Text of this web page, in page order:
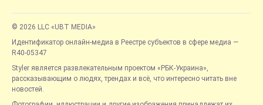
© 2026 LLC «UBT MEDIA»
Идентификатор онлайн-медиа в Реестре субъектов в сфере медиа —
R40-05347
Styler является развлекательным проектом «РБК-Украина»,
рассказывающим о людях, трендах и всё, что интересно читать вне
новостей.